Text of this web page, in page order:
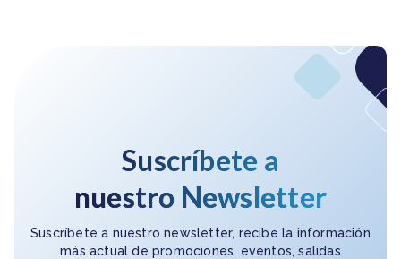
Suscríbete a
nuestro Newsletter
Suscríbete a nuestro newsletter, recibe la información
más actual de promociones, eventos, salidas